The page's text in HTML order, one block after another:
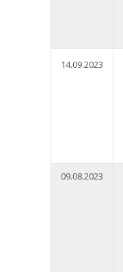
14.09.2023
09.08.2023